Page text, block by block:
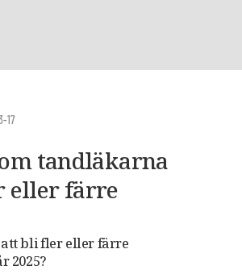
17
tandläkarna
eller färre
att bli fler eller färre
2025?